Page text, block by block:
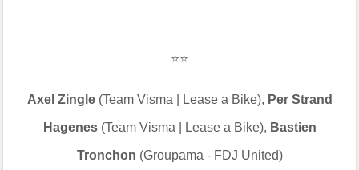
⭐⭐
Axel Zingle(Team Visma | Lease a Bike), Per Strand
Hagenes (Team Visma | Lease a Bike), Bastien
Tronchon (Groupama - FDJ United)